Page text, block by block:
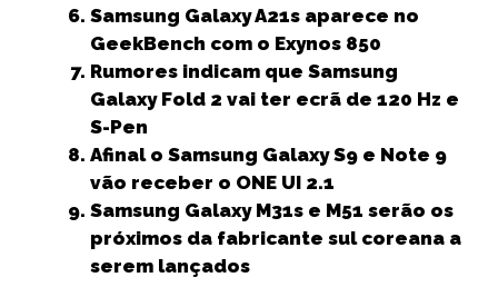
Samsung Galaxy A21s aparece no
GeekBench com o Exynos 850
Rumores indicam que Samsung
Galaxy Fold 2 vai ter ecrã de 120 Hz e
S-Pen
Afinal o Samsung Galaxy S9 e Note 9
vão receber o ONE UI 2.1
Samsung Galaxy M31s e M51 serão os
próximos da fabricante sul coreana a
serem lançados